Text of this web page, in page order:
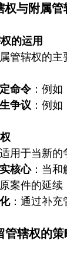
权与附属
的运用
管辖权的
命令：例如
争议 ：例
用于当新的
核心：当和
案件的延续
：通过补充
管辖权的